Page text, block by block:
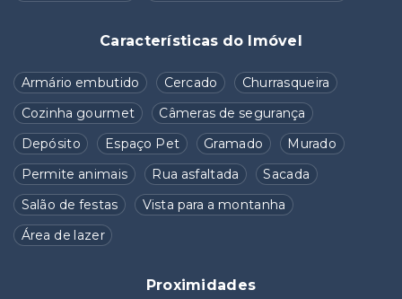
Características do Imóvel
Armário embutido Cercado
Churrasqueira
Cozinha gourmet
Câmeras de segurança
Depósito
Espaço Pet Gramado
Murado
Permite animais
Rua asfaltada
Sacada
Salão de festas
Vista para a montanha
Área de lazer
Proximidades